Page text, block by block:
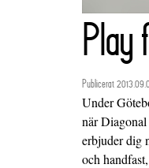
Play
Publicerat
Under
när
erbjuder dig
och